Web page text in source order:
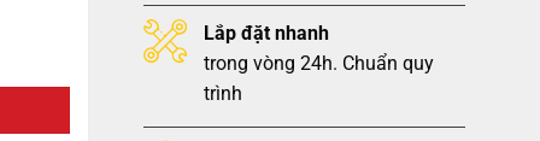
Lắp đặt nhanh
trong vòng 24h. Chuẩn quy
trình